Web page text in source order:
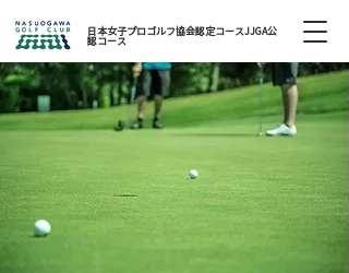
日本女子プロゴルフ協会認定コースJJGA公
認コース